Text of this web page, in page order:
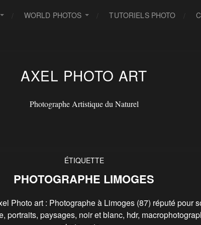
WORLD PHOTOS TUTORIELS PHOTO
AXEL PHOTO ART
Photographe Artistique du Naturel
ÉTIQUETTE
PHOTOGRAPHE LIMOGES
Photo art : Photographe à Limoges (87) réputé pour
portraits, paysages, noir et blanc, hdr,